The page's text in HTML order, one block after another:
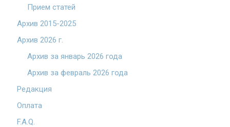
Прием статей
Архив 2015-2025
Архив 2026 г.
Архив за январь 2026 года
Архив за февраль 2026 года
Редакция
Оплата
F.A.Q.